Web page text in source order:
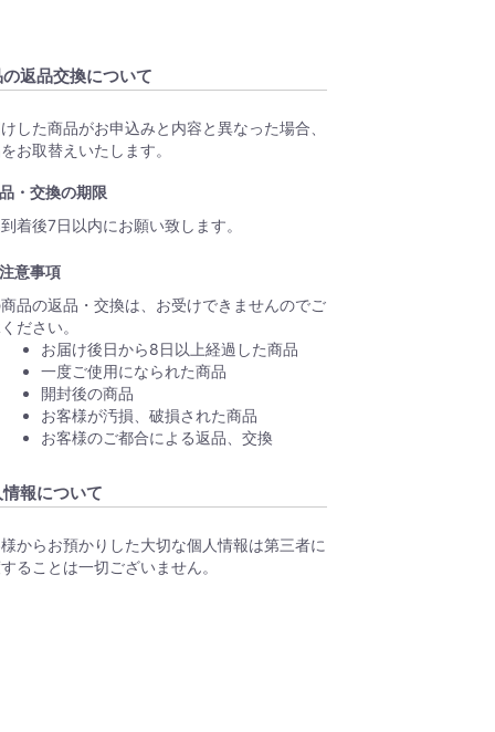
返品交換について
した商品がお申込みと内容と異なった場合、
お取替えいたします。
・交換の期限
着後7日以内にお願い致します。
意事項
品の返品・交換は、お受けできませんのでご
ださい。
お届け後日から8日以上経過した商品
一度ご使用になられた商品
開封後の商品
お客様が汚損、破損された商品
お客様のご都合による返品、交換
報について
からお預かりした大切な個人情報は第三者に
ることは一切ございません。